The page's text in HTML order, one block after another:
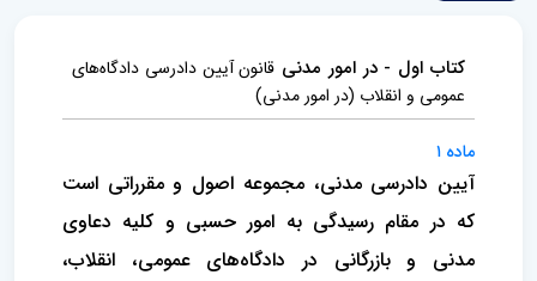
کتاب اول - در امور مدنی ‌قانون آیین دادرسی دادگاه‌های
عمومی و انقلاب (‌در امور مدنی)
ماده ۱
آیین دادرسی مدنی، مجموعه اصول و مقرراتی است
که در مقام رسیدگی به امور حسبی و کلیه دعاوی
مدنی و بازرگانی در دادگاه‌های عمومی، انقلاب،